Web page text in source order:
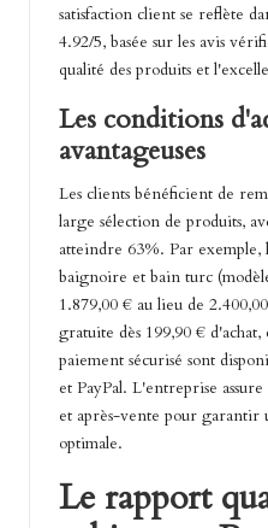
satisfaction client se reflète
4.92/5, basée sur les avis
qualité des produits et
Les conditions
avantageuses
Les clients bénéficient de
large sélection de produits,
atteindre 63%. Par exemple,
baignoire et bain turc
1.879,00 € au lieu de
gratuite dès 199,90 €
paiement sécurisé sont
et PayPal. L'entreprise
et après-vente pour garantir
optimale.
Le rapport